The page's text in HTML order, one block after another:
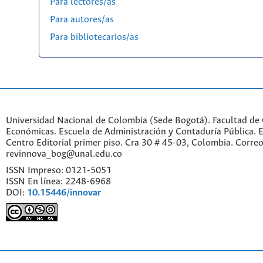
Para lectores/as
Para autores/as
Para bibliotecarios/as
Universidad Nacional de Colombia (Sede Bogotá). Facultad de
Económicas. Escuela de Administración y Contaduría Pública.
Centro Editorial primer piso. Cra 30 # 45-03, Colombia.
revinnova_bog@unal.edu.co
ISSN Impreso: 0121-5051
ISSN En línea: 2248-6968
DOI: 10.15446/innovar